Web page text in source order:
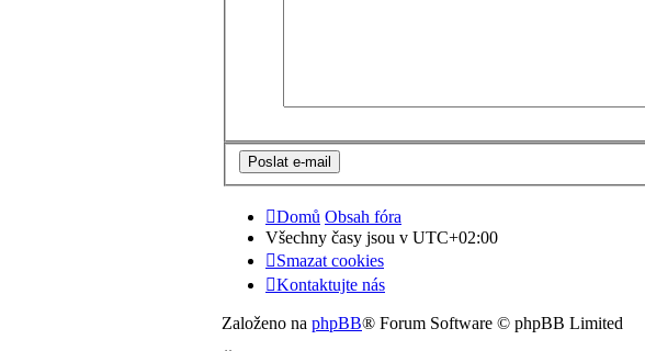
Domů Obsah fóra
Všechny časy jsou v UTC+02:00
Smazat cookies
Kontaktujte nás
Založeno na phpBB® Forum Software © phpBB Limited